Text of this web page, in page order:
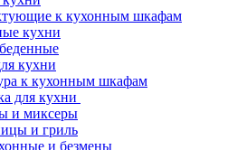
к кухонным шкафам
кухни
кухни
к кухонным шкафам
для кухни
и миксеры
и гриль
и безмены